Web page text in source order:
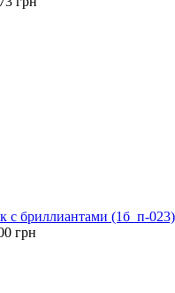
с бриллиантами (1б_п-023)
грн